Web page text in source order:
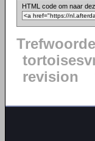
HTML code om naar
revision